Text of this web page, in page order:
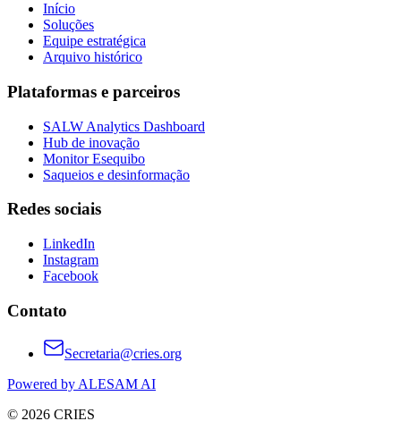
Início
Soluções
Equipe estratégica
Arquivo histórico
Plataformas e parceiros
SALW Analytics Dashboard
Hub de inovação
Monitor Esequibo
Saqueios e desinformação
Redes sociais
LinkedIn
Instagram
Facebook
Contato
Secretaria@cries.org
Powered by ALESAM AI
© 2026 CRIES